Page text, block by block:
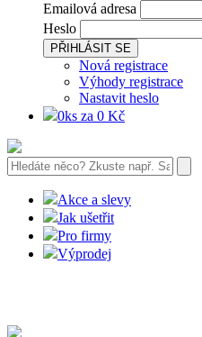
Emailová adresa
Heslo
PŘIHLÁSIT SE
Nová registrace
Výhody registrace
Nastavit heslo
0ks za 0 Kč
Akce a slevy
Jak ušetřit
Pro firmy
Výprodej